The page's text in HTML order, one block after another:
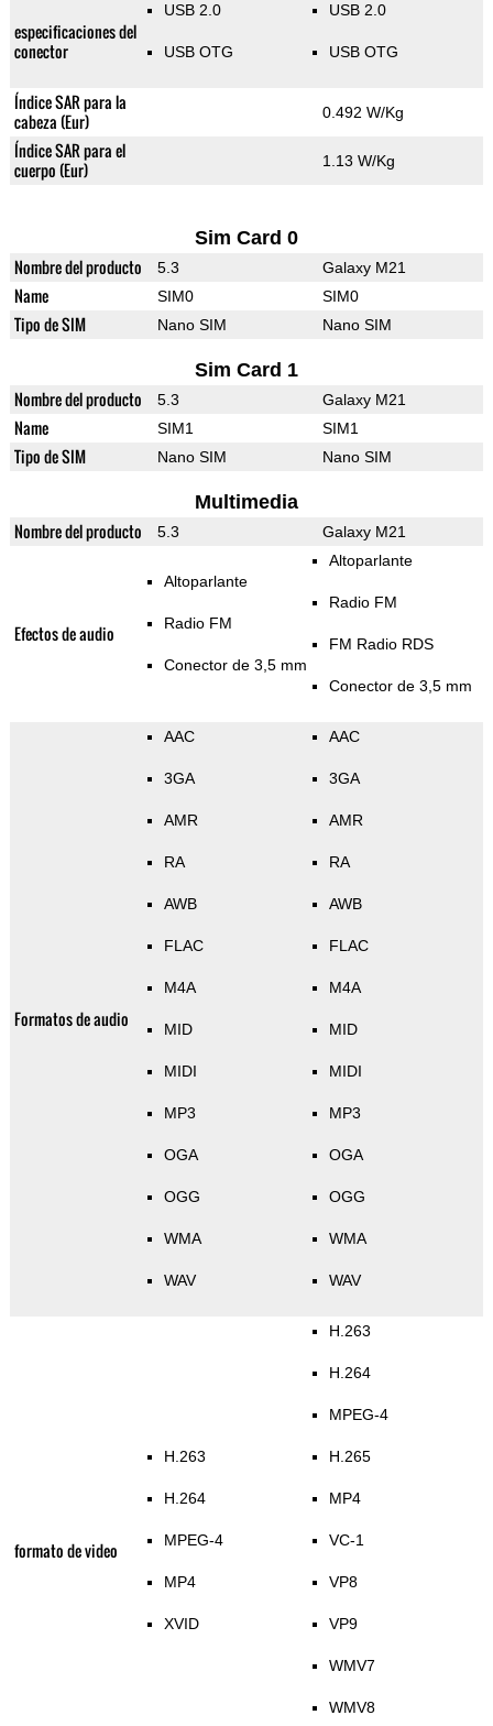
especificaciones del
conector
USB 2.0
USB OTG
USB 2.0
USB OTG
Índice SAR para la
cabeza (Eur)
0.492 W/Kg
Índice SAR para el
cuerpo (Eur)
1.13 W/Kg
Sim Card 0
Nombre del producto 5.3 Galaxy M21
Name SIM0 SIM0
Tipo de SIM Nano SIM Nano SIM
Sim Card 1
Nombre del producto 5.3 Galaxy M21
Name SIM1 SIM1
Tipo de SIM Nano SIM Nano SIM
Multimedia
Nombre del producto 5.3 Galaxy M21
Efectos de audio
Altoparlante
Radio FM
Conector de 3,5 mm
Altoparlante
Radio FM
FM Radio RDS
Conector de 3,5 mm
Formatos de audio
AAC
3GA
AMR
RA
AWB
FLAC
M4A
MID
MIDI
MP3
OGA
OGG
WMA
WAV
AAC
3GA
AMR
RA
AWB
FLAC
M4A
MID
MIDI
MP3
OGA
OGG
WMA
WAV
formato de video
H.263
H.264
MPEG-4
MP4
XVID
H.263
H.264
MPEG-4
H.265
MP4
VC-1
VP8
VP9
WMV7
WMV8